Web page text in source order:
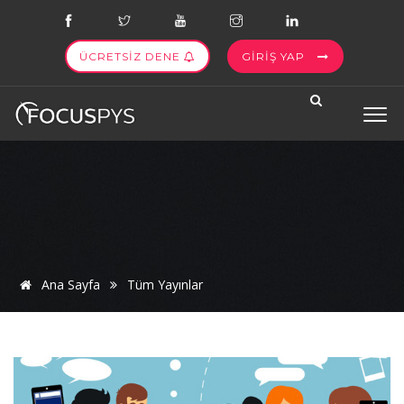
ÜCRETSİZ DENE GİRİŞ YAP
Ana Sayfa Tüm Yayınlar